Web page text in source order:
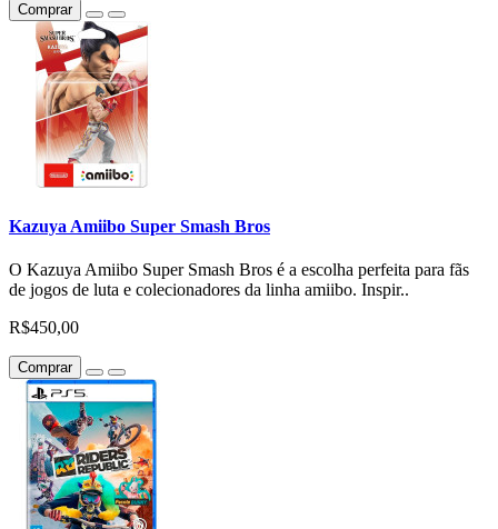
Comprar
Kazuya Amiibo Super Smash Bros
O Kazuya Amiibo Super Smash Bros é a escolha perfeita para fãs
de jogos de luta e colecionadores da linha amiibo. Inspir..
R$450,00
Comprar